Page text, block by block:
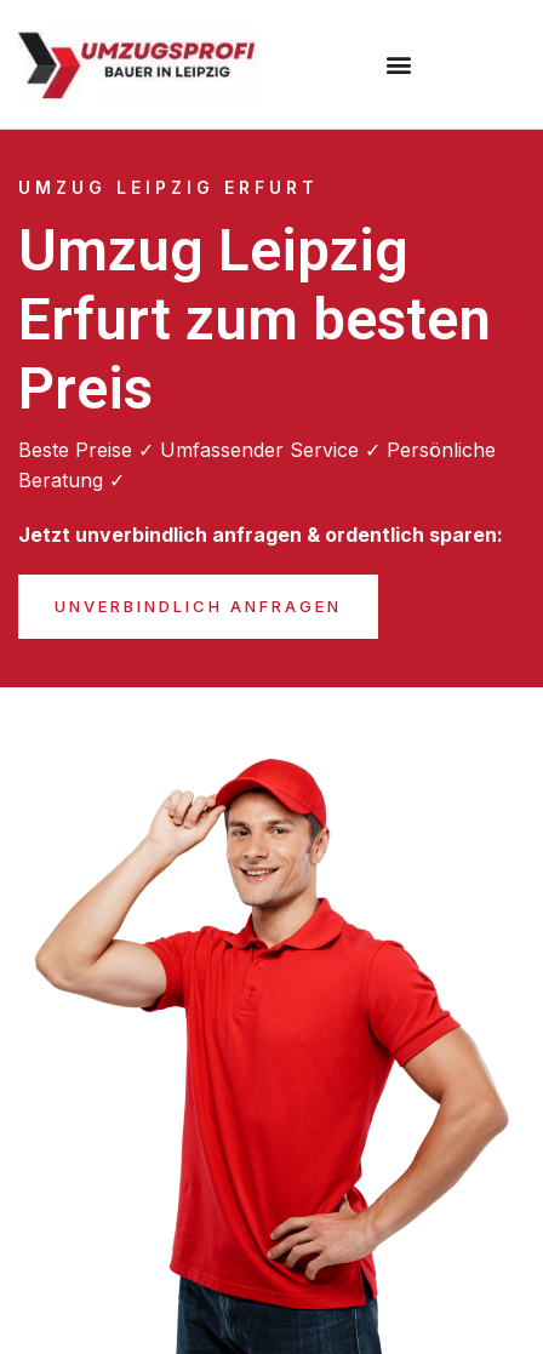
UMZUG LEIPZIG ERFURT
Umzug Leipzig
Erfurt zum besten
Preis
Beste Preise ✓ Umfassender Service ✓ Persönliche
Beratung ✓
Jetzt unverbindlich anfragen & ordentlich sparen:
UNVERBINDLICH ANFRAGEN